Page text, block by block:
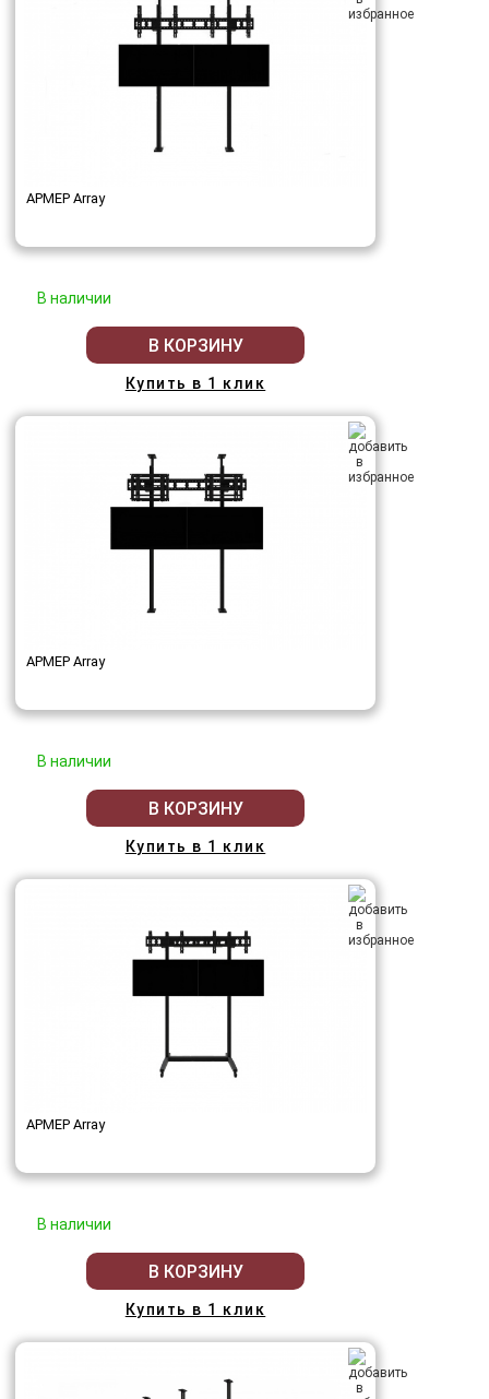
АРМЕР Array
В наличии
В КОРЗИНУ
Купить в 1 клик
АРМЕР Array
В наличии
В КОРЗИНУ
Купить в 1 клик
АРМЕР Array
В наличии
В КОРЗИНУ
Купить в 1 клик